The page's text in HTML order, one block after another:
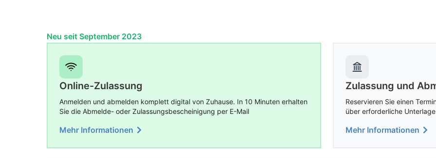
Neu seit September 2023
Online-Zulassung
Anmelden und abmelden komplett digital von Zuhause. In 10 Minuten erhalten
Sie die Abmelde- oder Zulassungsbescheinigung per E-Mail
Mehr Informationen
Zulassung und
Reservieren Sie einen
über erforderliche
Mehr Informationen